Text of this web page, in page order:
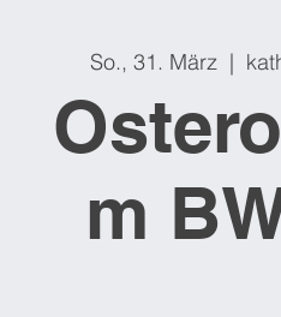
So., 31. März
  |
m